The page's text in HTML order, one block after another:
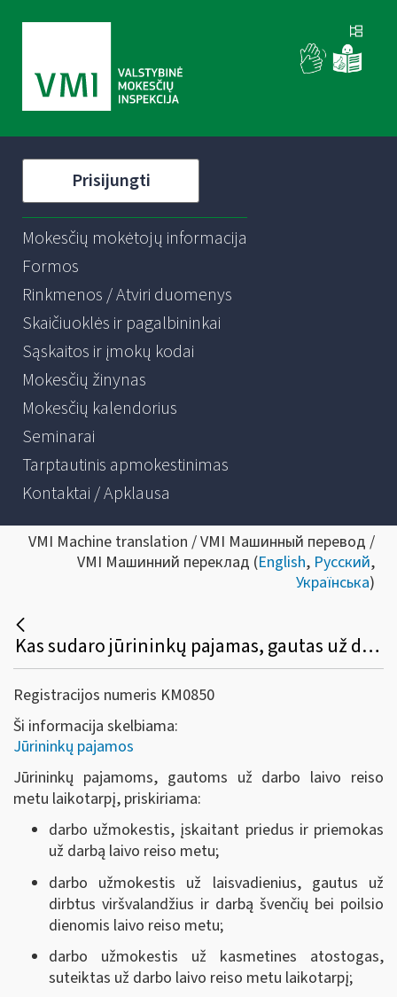
Prisijungti
Mokesčių mokėtojų informacija
Formos
Rinkmenos / Atviri duomenys
Skaičiuoklės ir pagalbininkai
Sąskaitos ir įmokų kodai
Mokesčių žinynas
Mokesčių kalendorius
Seminarai
Tarptautinis apmokestinimas
Kontaktai / Apklausa
VMI Machine translation / VMI Машинный перевод /
VMI Машинний переклад (English, Русский,
Українська)
Kas sudaro jūrininkų pajamas, gautas už darbą reiso metu?
Registracijos numeris KM0850
Ši informacija skelbiama:
Jūrininkų pajamos
Jūrininkų pajamoms, gautoms už darbo laivo reiso
metu laikotarpį, priskiriama:
darbo užmokestis, įskaitant priedus ir priemokas
už darbą laivo reiso metu;
darbo užmokestis už laisvadienius, gautus už
dirbtus viršvalandžius ir darbą švenčių bei poilsio
dienomis laivo reiso metu;
darbo užmokestis už kasmetines atostogas,
suteiktas už darbo laivo reiso metu laikotarpį;